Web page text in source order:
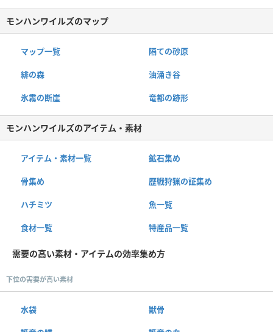
モンハンワイルズのマップ
マップ一覧 隔ての砂原
緋の森 油涌き谷
氷霧の断崖 竜都の跡形
モンハンワイルズのアイテム・素材
アイテム・素材一覧 鉱石集め
骨集め 歴戦狩猟の証集め
ハチミツ 魚一覧
食材一覧 特産品一覧
需要の高い素材・アイテムの効率集め方
下位の需要が高い素材
水袋 獣骨